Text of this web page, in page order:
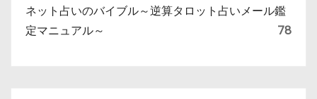
ネット占いのバイブル～逆算タロット占いメール鑑
定マニュアル～
78